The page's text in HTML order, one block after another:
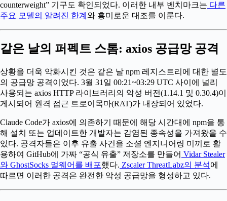
counterweight” 기구도 확인되었다. 이러한 내부 벤치마크는 다른
주요 모델의 알려진 한계 와 흥미로운 대조를 이룬다.
같은 날의 퍼펙트 스톰: axios 공급망 공격
상황을 더욱 악화시킨 것은 같은 날 npm 레지스트리에 대한 별도
의 공급망 공격이었다. 3월 31일 00:21~03:29 UTC 사이에 널리
사용되는 axios HTTP 라이브러리의 악성 버전(1.14.1 및 0.30.4)이
게시되어 원격 접근 트로이목마(RAT)가 내장되어 있었다.
Claude Code가 axios에 의존하기 때문에 해당 시간대에 npm을 통
해 설치 또는 업데이트한 개발자는 감염된 종속성을 가져왔을 수
있다. 공격자들은 이후 유출 사건을 소셜 엔지니어링 미끼로 활
용하여 GitHub에 가짜 “공식 유출” 저장소를 만들어 Vidar Stealer
와 GhostSocks 멀웨어를 배포했다. Zscaler ThreatLabz의 분석에
따르면 이러한 공격은 완전한 악성 공급망을 형성하고 있다.